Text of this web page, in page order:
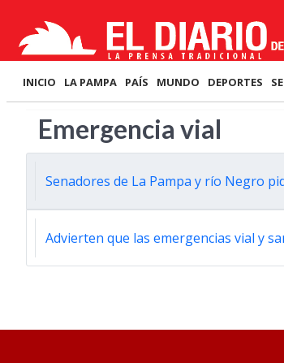
INICIO LA PAMPA PAÍS MUNDO DEPORTES
Emergencia vial
Senadores de La Pampa y río Negro
Advierten que las emergencias vial y